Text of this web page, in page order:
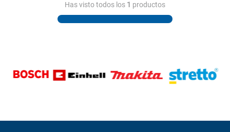
Has visto todos los 1 productos